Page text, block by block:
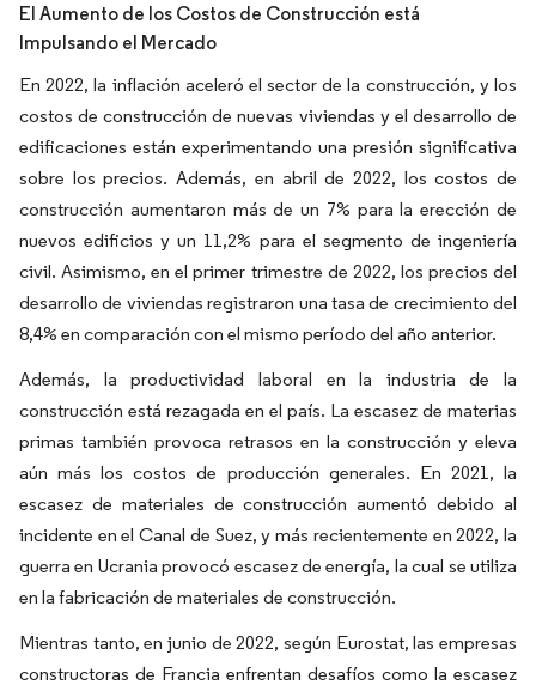
El Aumento de los Costos de Construcción está
Impulsando el Mercado
En 2022, la inflación aceleró el sector de la construcción, y los
costos de construcción de nuevas viviendas y el desarrollo de
edificaciones están experimentando una presión significativa
sobre los precios. Además, en abril de 2022, los costos de
construcción aumentaron más de un 7% para la erección de
nuevos edificios y un 11,2% para el segmento de ingeniería
civil. Asimismo, en el primer trimestre de 2022, los precios del
desarrollo de viviendas registraron una tasa de crecimiento del
8,4% en comparación con el mismo período del año anterior.
Además, la productividad laboral en la industria de la
construcción está rezagada en el país. La escasez de materias
primas también provoca retrasos en la construcción y eleva
aún más los costos de producción generales. En 2021, la
escasez de materiales de construcción aumentó debido al
incidente en el Canal de Suez, y más recientemente en 2022, la
guerra en Ucrania provocó escasez de energía, la cual se utiliza
en la fabricación de materiales de construcción.
Mientras tanto, en junio de 2022, según Eurostat, las empresas
constructoras de Francia enfrentan desafíos como la escasez